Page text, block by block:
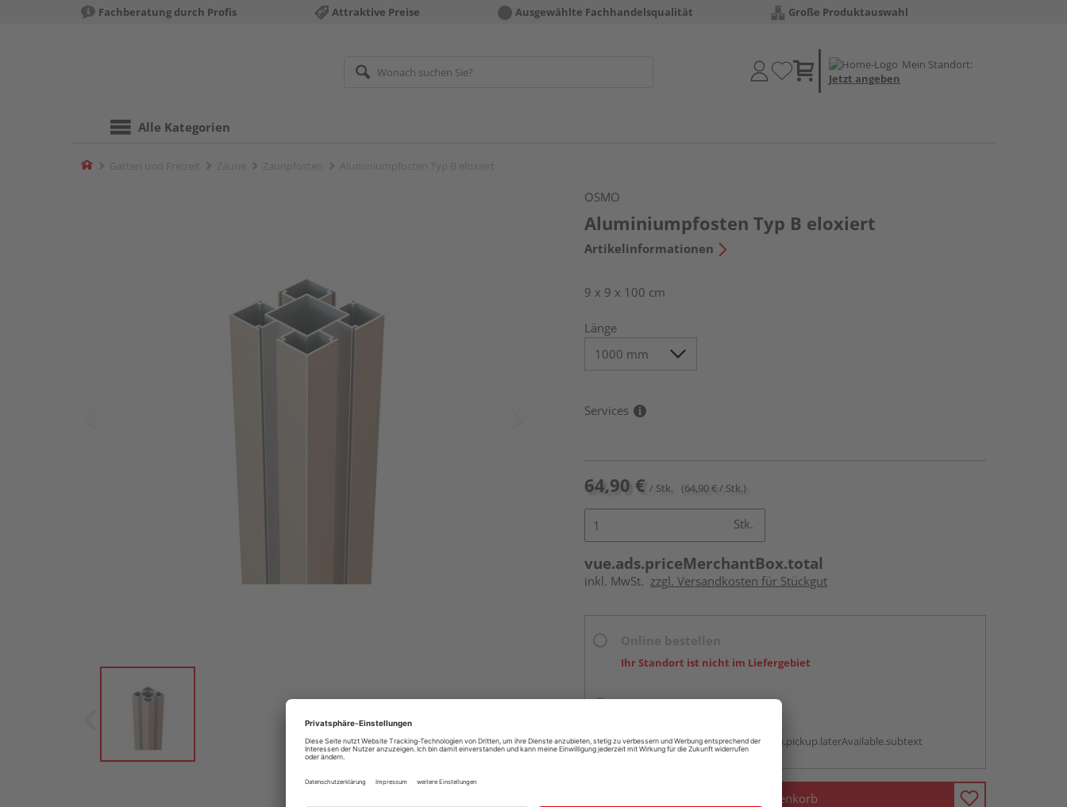
Fachberatung durch Profis Attraktive Preise Ausgewählte Fachhandelsqualität Große Produktauswahl
Mein Standort:
Jetzt angeben
Alle Kategorien
Home
OSMO
Aluminiumpfosten Typ B eloxiert
Artikelinformationen
9 x 9 x 100 cm
Länge
Services
64,90 € / Stk. (64,90 € / Stk.)
Stk.
vue.ads.priceMerchantBox.total
inkl. MwSt. zzgl. Versandkosten für Stückgut
Ihr Standort ist nicht im Liefergebiet
vue.ads.priceMerchantBox.option.pickup.laterAvailable.subtext
In den Warenkorb